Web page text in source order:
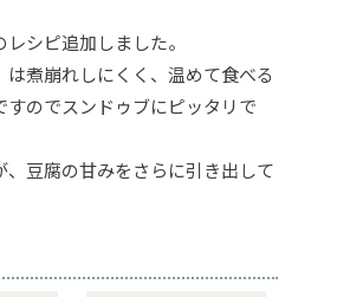
シピ追加しました。
は煮崩れしにくく、温めて食べる
すのでスンドゥブにピッタリで
、豆腐の甘みをさらに引き出して